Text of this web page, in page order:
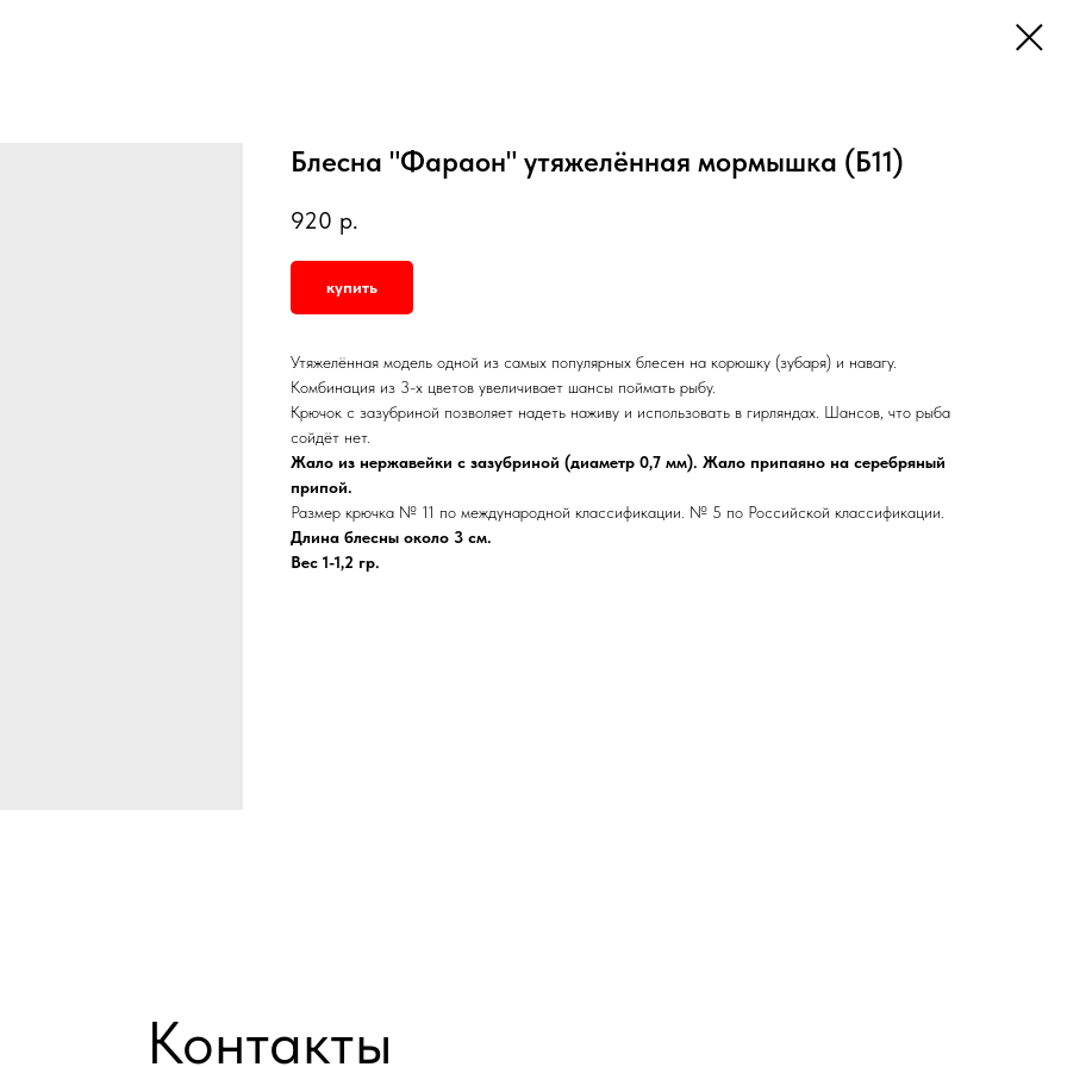
Блесна "Фараон" утяжелённая мормышка (Б11)
920 р.
купить
Утяжелённая модель одной из самых популярных блесен на корюшку (зубаря) и навагу.
Комбинация из 3-х цветов увеличивает шансы поймать рыбу.
Крючок с зазубриной позволяет надеть наживу и использовать в гирляндах. Шансов, что рыба
сойдёт нет.
Жало из нержавейки с зазубриной (диаметр 0,7 мм). Жало припаяно на серебряный
припой.
Размер крючка № 11 по международной классификации. № 5 по Российской классификации.
Длина блесны около 3 см.
Вес 1-1,2 гр.
Контакты